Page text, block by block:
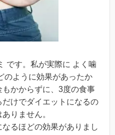
です。私が実際に よく噛
のように効果があったか
かからずに、3度の食事
けでダイエットになるの
りません。
るほどの効果がありまし